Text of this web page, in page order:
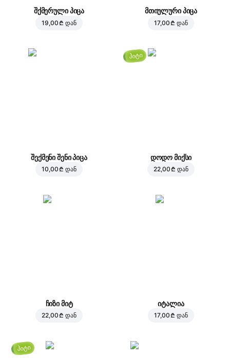
შქმერული პიცა
19,00 ₾ დან
მთიულური პიცა
17,00 ₾ დან
შექმენი შენი პიცა
10,00 ₾ დან
ჰიტი
დოდო მიქსი
22,00 ₾ დან
ჩიზი მიტ
22,00 ₾ დან
იტალია
17,00 ₾ დან
ჰიტი